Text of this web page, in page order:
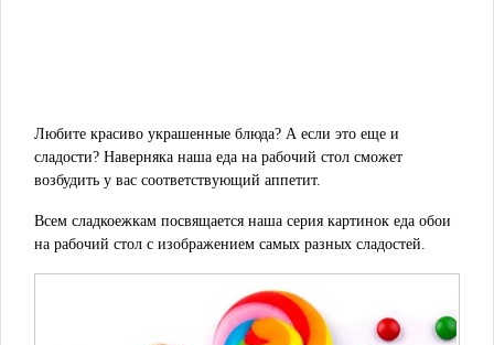
Любите красиво украшенные блюда? А если это еще и
сладости? Наверняка наша еда на рабочий стол сможет
возбудить у вас соответствующий аппетит.
Всем сладкоежкам посвящается наша серия картинок еда обои
на рабочий стол с изображением самых разных сладостей.